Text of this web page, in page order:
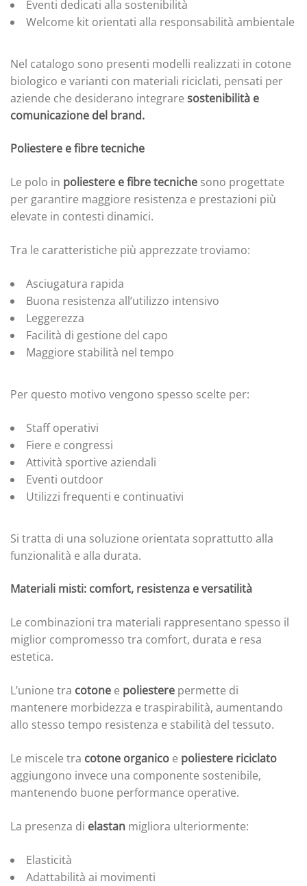
Eventi dedicati alla sostenibilità
Welcome kit orientati alla responsabilità ambientale
Nel catalogo sono presenti modelli realizzati in cotone
biologico e varianti con materiali riciclati, pensati per
aziende che desiderano integrare sostenibilità e
comunicazione del brand.
Poliestere e fibre tecniche
Le polo in poliestere e fibre tecniche sono progettate
per garantire maggiore resistenza e prestazioni più
elevate in contesti dinamici.
Tra le caratteristiche più apprezzate troviamo:
Asciugatura rapida
Buona resistenza all’utilizzo intensivo
Leggerezza
Facilità di gestione del capo
Maggiore stabilità nel tempo
Per questo motivo vengono spesso scelte per:
Staff operativi
Fiere e congressi
Attività sportive aziendali
Eventi outdoor
Utilizzi frequenti e continuativi
Si tratta di una soluzione orientata soprattutto alla
funzionalità e alla durata.
Materiali misti: comfort, resistenza e versatilità
Le combinazioni tra materiali rappresentano spesso il
miglior compromesso tra comfort, durata e resa
estetica.
L’unione tra cotone e poliestere permette di
mantenere morbidezza e traspirabilità, aumentando
allo stesso tempo resistenza e stabilità del tessuto.
Le miscele tra cotone organico e poliestere riciclato
aggiungono invece una componente sostenibile,
mantenendo buone performance operative.
La presenza di elastan migliora ulteriormente:
Elasticità
Adattabilità ai movimenti